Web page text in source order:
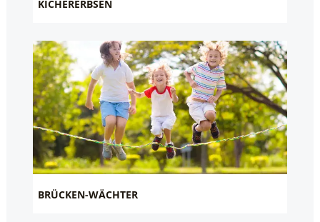
KICHERERBSEN
BRÜCKEN-WÄCHTER